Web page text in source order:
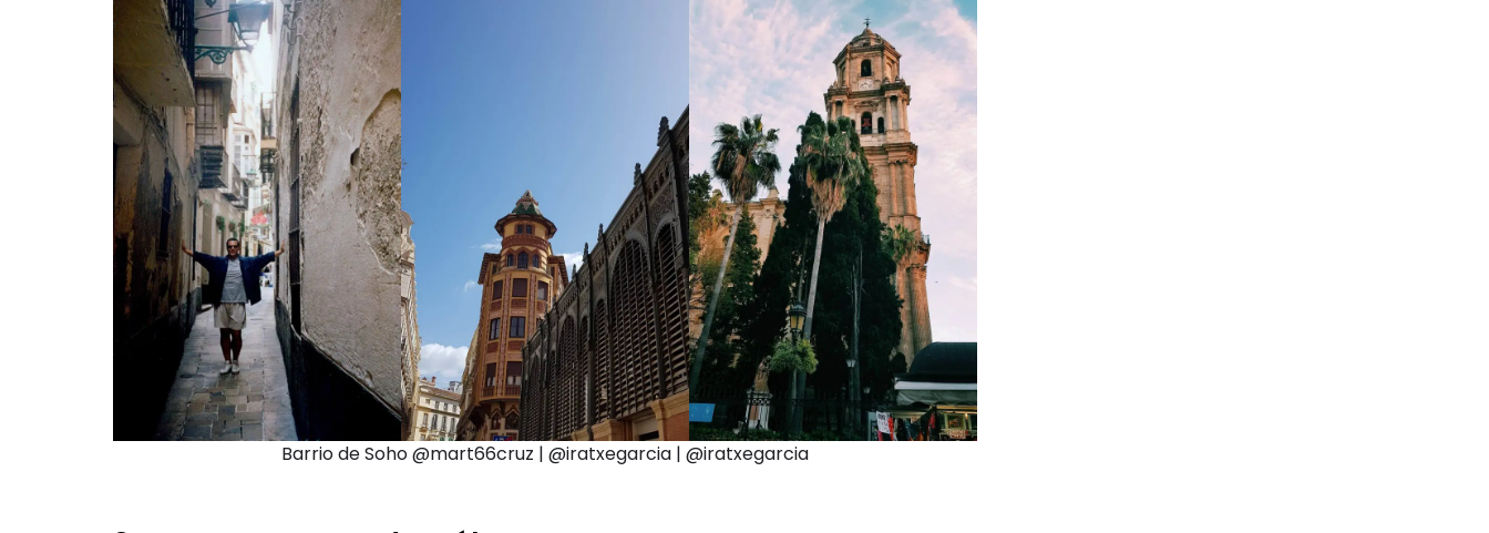
Barrio de Soho @mart66cruz | @iratxegarcia | @iratxegarcia